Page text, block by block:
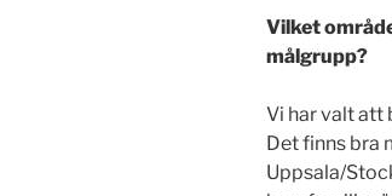
Vilket
målgrupp?
Vi har valt att
Det finns bra
Uppsala/